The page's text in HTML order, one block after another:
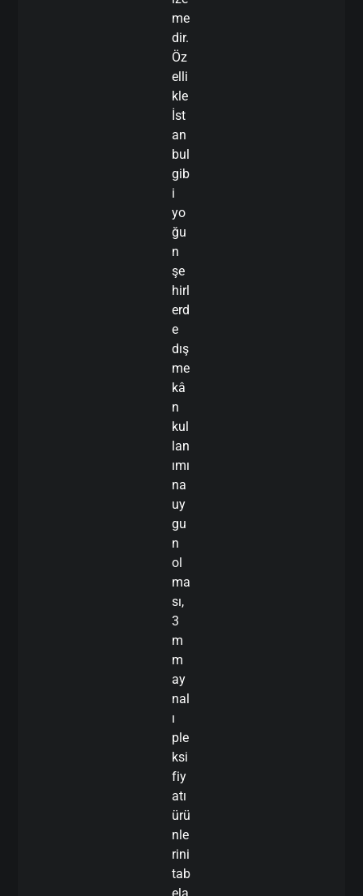
me
dir.
Öz
elli
kle
İst
an
bul
gib
i
yo
ğu
n
şe
hirl
erd
e
dış
me
kâ
n
kul
lan
ımı
na
uy
gu
n
ol
ma
sı,
3
m
m
ay
nal
ı
ple
ksi
fiy
atı
ürü
nle
rini
tab
ela